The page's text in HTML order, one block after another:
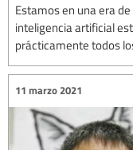
Estamos en una era
inteligencia artificial
prácticamente todos
11 marzo 2021